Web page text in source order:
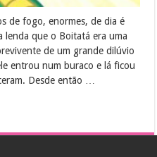
de fogo, enormes, de dia é
lenda que o Boitatá era uma
de um grande dilúvio
entrou num buraco e lá ficou
Desde então …